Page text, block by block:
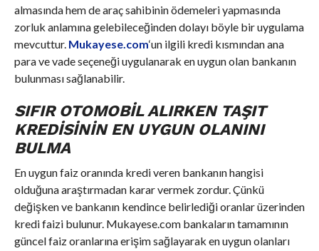
almasında hem de araç sahibinin ödemeleri yapmasında
zorluk anlamına gelebileceğinden dolayı böyle bir uygulama
mevcuttur. Mukayese.com‘un ilgili kredi kısmından ana
para ve vade seçeneği uygulanarak en uygun olan bankanın
bulunması sağlanabilir.
SIFIR OTOMOBIL ALIRKEN TAŞIT
KREDISININ EN UYGUN OLANINI
BULMA
En uygun faiz oranında kredi veren bankanın hangisi
olduğuna araştırmadan karar vermek zordur. Çünkü
değişken ve bankanın kendince belirlediği oranlar üzerinden
kredi faizi bulunur. Mukayese.com bankaların tamamının
güncel faiz oranlarına erişim sağlayarak en uygun olanları